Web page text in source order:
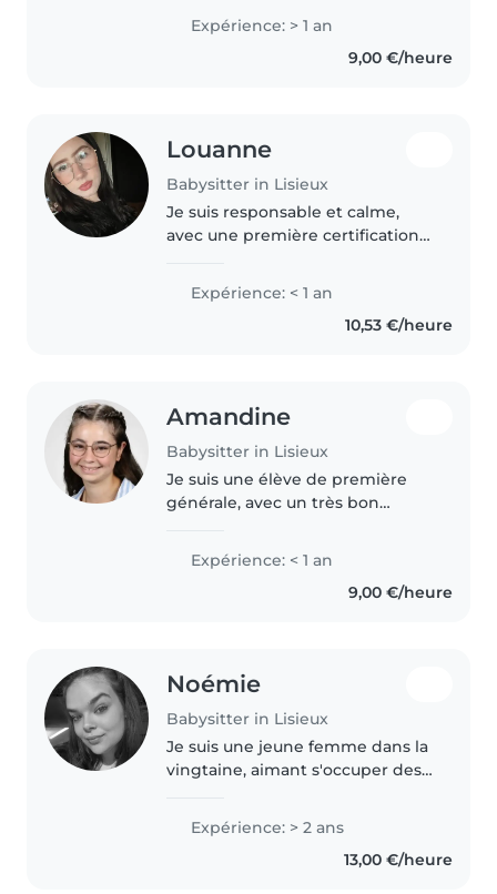
expérience avec des jeunes
enfants car je suis la plus grande
Expérience: > 1 an
9,00 €/heure
Louanne
Babysitter in Lisieux
Je suis responsable et calme,
avec une première certification
SST .Appréciant le dessin, la
musique et les jeux, j'adapte
facilement mes activités..
Expérience: < 1 an
10,53 €/heure
Amandine
Babysitter in Lisieux
Je suis une élève de première
générale, avec un très bon
beaucoup de persévérance et je
suis assez perfectionniste. Je suis
patiente, douce et surtout
Expérience: < 1 an
9,00 €/heure
Noémie
Babysitter in Lisieux
Je suis une jeune femme dans la
vingtaine, aimant s'occuper des
principalement avec les tout-
petits et les enfants d'âge
Expérience: > 2 ans
13,00 €/heure